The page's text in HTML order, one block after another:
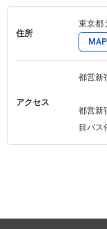
住所
東京都
MAP
アクセス
都営新
都営新